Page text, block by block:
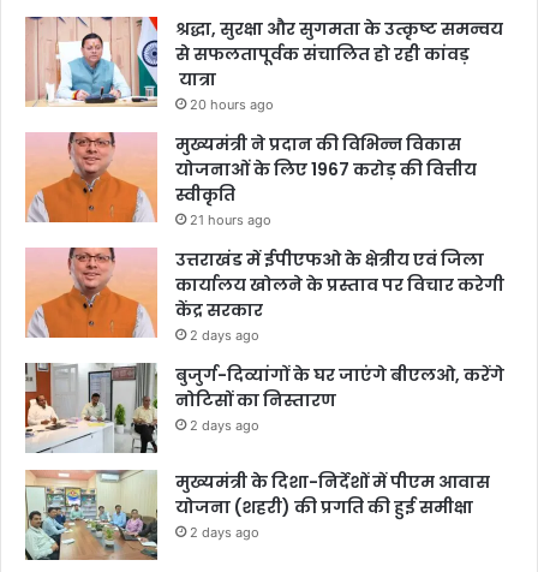
श्रद्धा, सुरक्षा और सुगमता के उत्कृष्ट समन्वय
से सफलतापूर्वक संचालित हो रही कांवड़
यात्रा
20 hours ago
मुख्यमंत्री ने प्रदान की विभिन्न विकास
योजनाओं के लिए 1967 करोड़ की वित्तीय
स्वीकृति
21 hours ago
उत्तराखंड में ईपीएफओ के क्षेत्रीय एवं जिला
कार्यालय खोलने के प्रस्ताव पर विचार करेगी
केंद्र सरकार
2 days ago
बुजुर्ग-दिव्यांगों के घर जाएंगे बीएलओ, करेंगे
नोटिसों का निस्तारण
2 days ago
मुख्यमंत्री के दिशा-निर्देशों में पीएम आवास
योजना (शहरी) की प्रगति की हुई समीक्षा
2 days ago